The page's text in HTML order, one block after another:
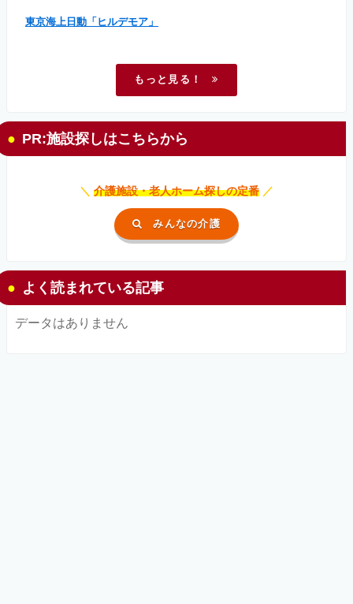
東京海上日動「ヒルデモア」
もっと見る！
PR:施設探しはこちらから
＼ 介護施設・老人ホーム探しの定番 ／
みんなの介護
よく読まれている記事
データはありません